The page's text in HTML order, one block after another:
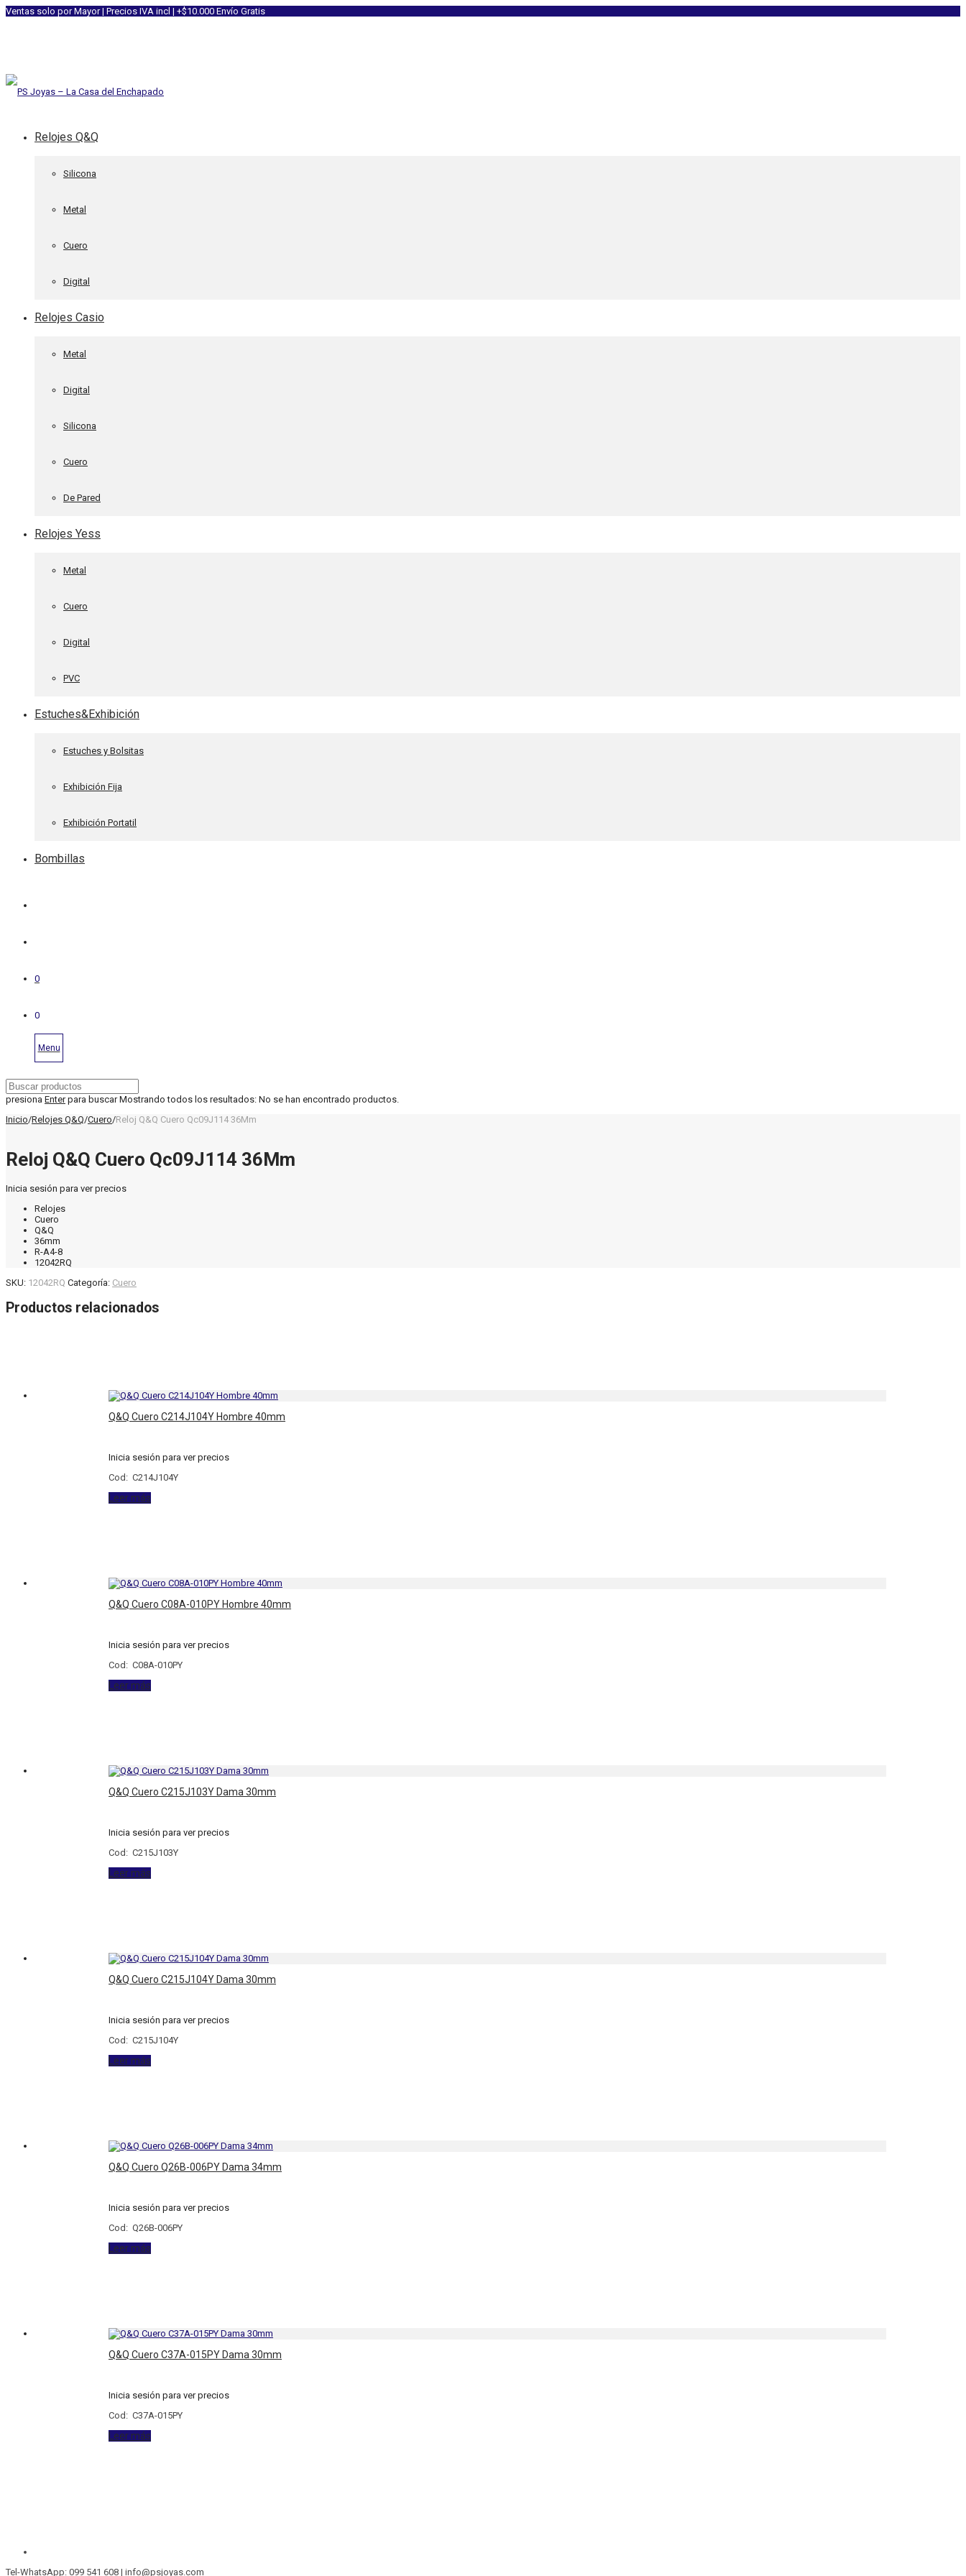
Ventas solo por Mayor | Precios IVA incl | +$10.000 Envío Gratis
Relojes Q&Q
Silicona
Metal
Cuero
Digital
Relojes Casio
Metal
Digital
Silicona
Cuero
De Pared
Relojes Yess
Metal
Cuero
Digital
PVC
Estuches&Exhibición
Estuches y Bolsitas
Exhibición Fija
Exhibición Portatil
Bombillas
0
0
Menu
presiona Enterpara buscar Mostrando todos los resultados: No se han encontrado productos.
Inicio/Relojes Q&Q/Cuero/Reloj Q&Q Cuero Qc09J114 36Mm
Reloj Q&Q Cuero Qc09J114 36Mm
Inicia sesión para ver precios
Relojes
Cuero
Q&Q
36mm
R-A4-8
12042RQ
SKU: 12042RQ Categoría: Cuero
Productos relacionados
Q&Q Cuero C214J104Y Hombre 40mm
Inicia sesión para ver precios
Cod: C214J104Y
Leer más
Q&Q Cuero C08A-010PY Hombre 40mm
Inicia sesión para ver precios
Cod: C08A-010PY
Leer más
Q&Q Cuero C215J103Y Dama 30mm
Inicia sesión para ver precios
Cod: C215J103Y
Leer más
Q&Q Cuero C215J104Y Dama 30mm
Inicia sesión para ver precios
Cod: C215J104Y
Leer más
Q&Q Cuero Q26B-006PY Dama 34mm
Inicia sesión para ver precios
Cod: Q26B-006PY
Leer más
Q&Q Cuero C37A-015PY Dama 30mm
Inicia sesión para ver precios
Cod: C37A-015PY
Leer más
Tel-WhatsApp: 099 541 608 | info@psjoyas.com